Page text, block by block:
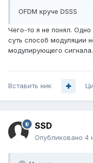
OFDM круче DSSS
Чего-то я не понял.
суть способ модуляции
модулирующего
Вставить ник
SSD
Опубликовано 4